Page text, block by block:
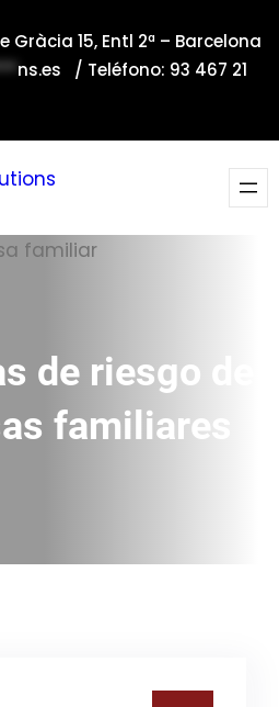
Gràcia 15, Entl 2ª – Barcelona
ns.es / Teléfono: 93 467 21
de riesgo de
familiares